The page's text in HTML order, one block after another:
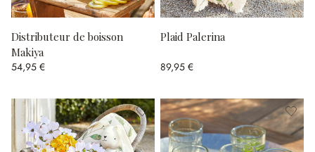
Distributeur de boisson
Makiya
54,95 €
Plaid Palerina
89,95 €